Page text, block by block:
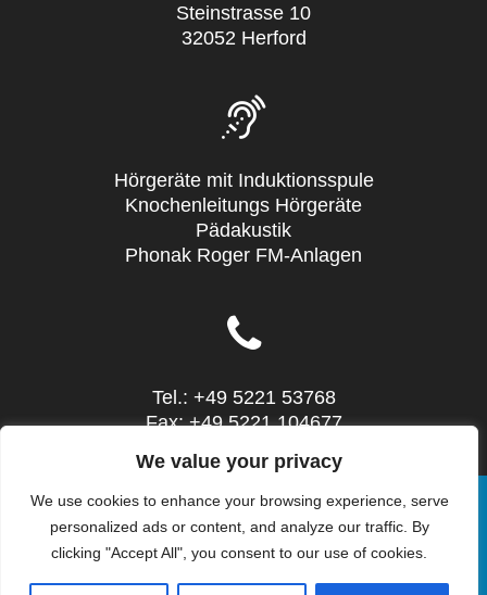
We value your privacy
We use cookies to enhance your browsing experience, serve
personalized ads or content, and analyze our traffic. By
clicking "Accept All", you consent to our use of cookies.
Steinstrasse 10
32052 Herford
Hörgeräte mit Induktionsspule
Knochenleitungs Hörgeräte
Pädakustik
Phonak Roger FM-Anlagen
Tel.: +49 5221 53768
Fax: +49 5221 104677